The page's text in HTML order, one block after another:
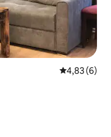
4,83 de uma
4,83 (6)